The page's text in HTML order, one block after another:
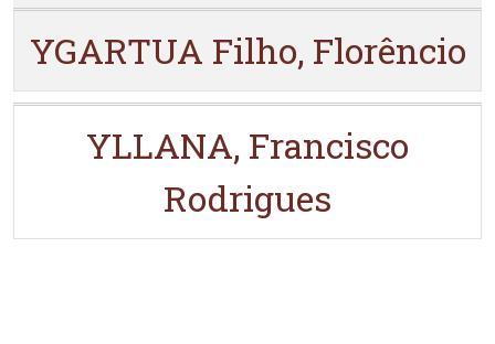
YGARTUA Filho, Florêncio
YLLANA, Francisco
Rodrigues